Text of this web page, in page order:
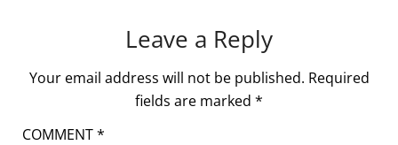
Leave a Reply
Your email address will not be published. Required
fields are marked *
COMMENT*